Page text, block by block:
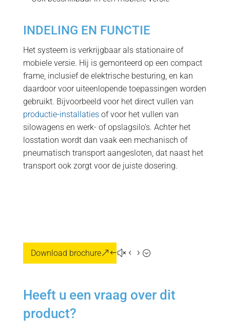
INDELING EN FUNCTIE
Het systeem is verkrijgbaar als stationaire of
mobiele versie. Hij is gemonteerd op een compact
frame, inclusief de elektrische besturing, en kan
daardoor voor uiteenlopende toepassingen worden
gebruikt. Bijvoorbeeld voor het direct vullen van
productie-installatiesof voor het vullen van
silowagens en werk- of opslagsilo's. Achter het
losstation wordt dan vaak een mechanisch of
pneumatisch transport aangesloten, dat naast het
transport ook zorgt voor de juiste dosering.
Download brochure
Heeft u een vraag over dit
product?